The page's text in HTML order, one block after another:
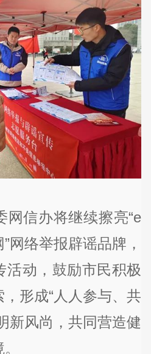
网信办将继续擦亮“e
网络举报辟谣品牌，
活动，鼓励市民积极
形成“人人参与、共
新风尚，共同营造健